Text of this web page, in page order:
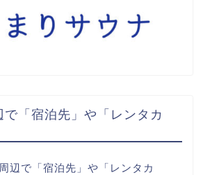
「宿泊先」や「レンタカ
辺で「宿泊先」や「レンタカ